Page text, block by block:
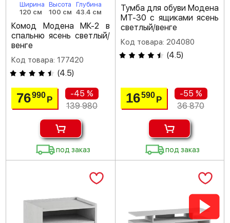
Ширина
120 см
Высота
100 см
Глубина
43.4 см
Комод Модена МК-2 в
спальню ясень светлый/
венге
Код товара: 177420
(4.5)
76990Р
-45 %
139 980
под заказ
Тумба для обуви Модена
МТ-30 с ящиками ясень
светлый/венге
Код товара: 204080
(4.5)
16590 Р
-55 %
36 870
под заказ